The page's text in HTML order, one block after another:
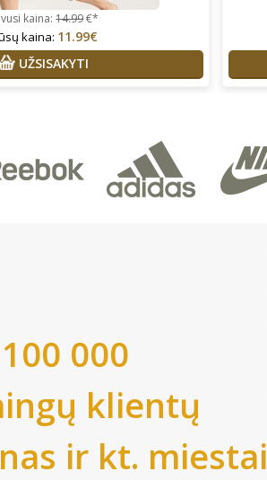
kaina:14.99€*
kaina: 11.99€
UŽSISAKYTI
000
klientų
ir kt. miestai